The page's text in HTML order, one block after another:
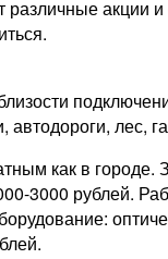
автодороги, лес,
как в
рублей.